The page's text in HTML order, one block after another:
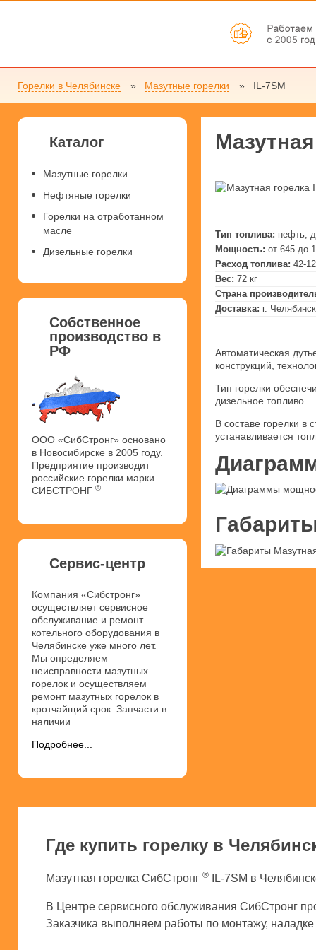
Горелки в Челябинске Мазутные горелки IL-7SM
Тип топлива: нефть,
Мощность: от 645 до
Расход топлива: 42-
Вес: 72 кг
Страна
Доставка: г. Челябинск
Автоматическая
конструкций,
Тип горелки
дизельное топливо.
В составе горелки в
устанавливается
Каталог
Мазутные горелки
Нефтяные горелки
Горелки на отработанном
масле
Дизельные горелки
Собственное
производство в
РФ
ООО «СибСтронг» основано
в Новосибирске в 2005 году.
Предприятие производит
российские горелки марки
СИБСТРОНГ ®
Сервис-центр
Компания «Сибстронг»
осуществляет сервисное
обслуживание и ремонт
котельного оборудования в
Челябинске уже много лет.
Мы определяем
неисправности мазутных
горелок и осуществляем
ремонт мазутных горелок в
кротчайщий срок. Запчасти в
наличии.
Подробнее...
Где купить горелку в
Мазутная горелка СибСтронг ® IL-7SM в
В Центре сервисного обслуживания СибСтронг
Заказчика выполняем работы по монтажу, наладке